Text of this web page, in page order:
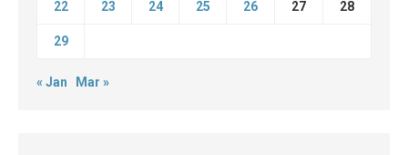
22 23 24 25 26 27 28
29
« Jan Mar »